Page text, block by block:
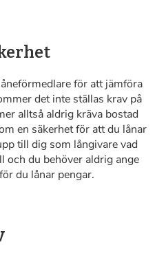
för att jämföra
det inte ställas krav på
alltså aldrig kräva bostad
en säkerhet för att du lånar
till dig som långivare vad
och du behöver aldrig ange
du lånar pengar.